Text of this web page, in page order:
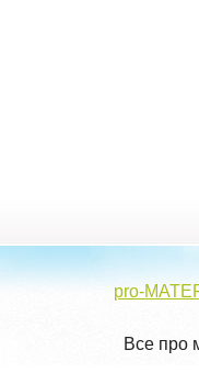
pro-
Все про